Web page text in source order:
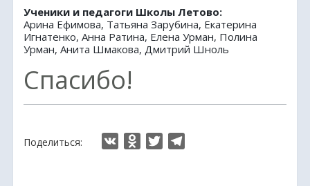
Ученики и педагоги Школы Летово:
Арина Ефимова, Татьяна Зарубина, Екатерина
Игнатенко, Анна Ратина, Елена Урман, Полина
Урман, Анита Шмакова, Дмитрий Шноль
Спасибо!
Поделиться: VK Odnoklassniki
Twitter